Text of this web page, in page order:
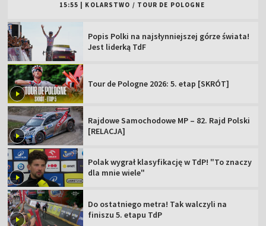
15:55 KOLARSTWO / TOUR DE POLOGNE
Popis Polki na najsłynniejszej górze świata!
Jest liderką TdF
Tour de Pologne 2026: 5. etap [SKRÓT]
Rajdowe Samochodowe MP – 82. Rajd Polski
[RELACJA]
Polak wygrał klasyfikację w TdP! "To znaczy
dla mnie wiele"
Do ostatniego metra! Tak walczyli na
finiszu 5. etapu TdP